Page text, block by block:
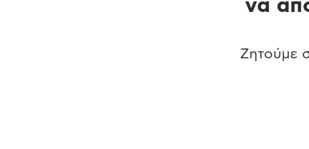
να
Ζητούμε